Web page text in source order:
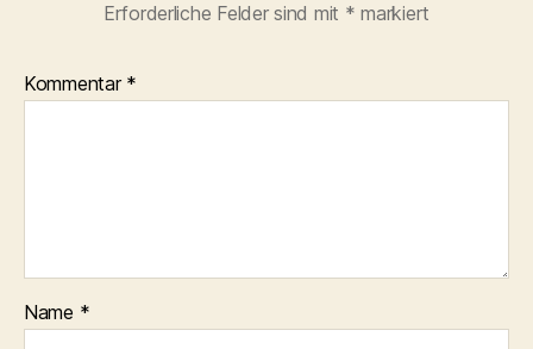
Erforderliche Felder sind mit * markiert
Kommentar *
Name *